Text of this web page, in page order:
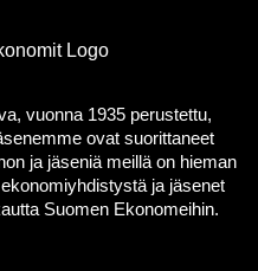
vuonna 1935 perustettu,
ovat suorittaneet
ja jäseniä meillä on hieman
ja jäsenet
Suomen Ekonomeihin.